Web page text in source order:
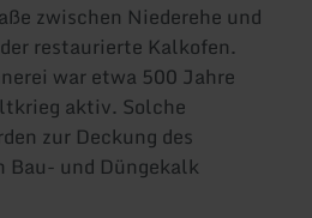
zwischen Niederehe und
restaurierte Kalkofen.
war etwa 500 Jahre
aktiv. Solche
zur Deckung des
Bau- und Düngekalk